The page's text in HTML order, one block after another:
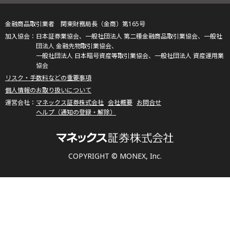
COPYRIGHT © MONEX, Inc.
金融商品取引業者 関東財務局長（金商）第165号
日本証券業協会、一般社団法人 第二種金融商品取引業協会、一般社
団法人 金融先物取引業協会、
一般社団法人 日本暗号資産等取引業協会、一般社団法人 資産運用業
協会
リスク・手数料などの重要事項
個人情報のお取り扱いについて
マネックス証券株式会社 会社概要 お問合せ
ヘルプ（通知の登録・解除）